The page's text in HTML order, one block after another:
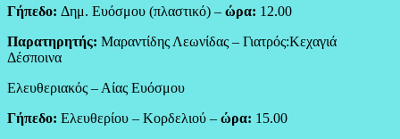
Γήπεδο: Δημ. Ευόσμου (πλαστικό) – ώρα: 12.00
Παρατηρητής: Μαραντίδης Λεωνίδας – Γιατρός:Κεχαγιά
Δέσποινα
Ελευθεριακός – Αίας Ευόσμου
Γήπεδο: Ελευθερίου – Κορδελιού – ώρα: 15.00